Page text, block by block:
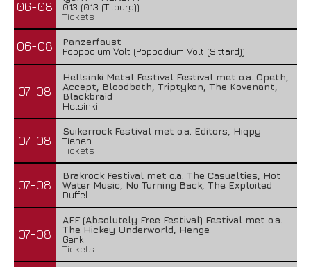
06-08
013 (013 (Tilburg))
Tickets
06-08
Panzerfaust
Poppodium Volt (Poppodium Volt (Sittard))
07-08
Hellsinki Metal Festival Festival met o.a. Opeth,
Accept, Bloodbath, Triptykon, The Kovenant,
Blackbraid
Helsinki
07-08
Suikerrock Festival met o.a. Editors, Hiqpy
Tienen
Tickets
07-08
Brakrock Festival met o.a. The Casualties, Hot
Water Music, No Turning Back, The Exploited
Duffel
07-08
AFF (Absolutely Free Festival) Festival met o.a.
The Hickey Underworld, Henge
Genk
Tickets